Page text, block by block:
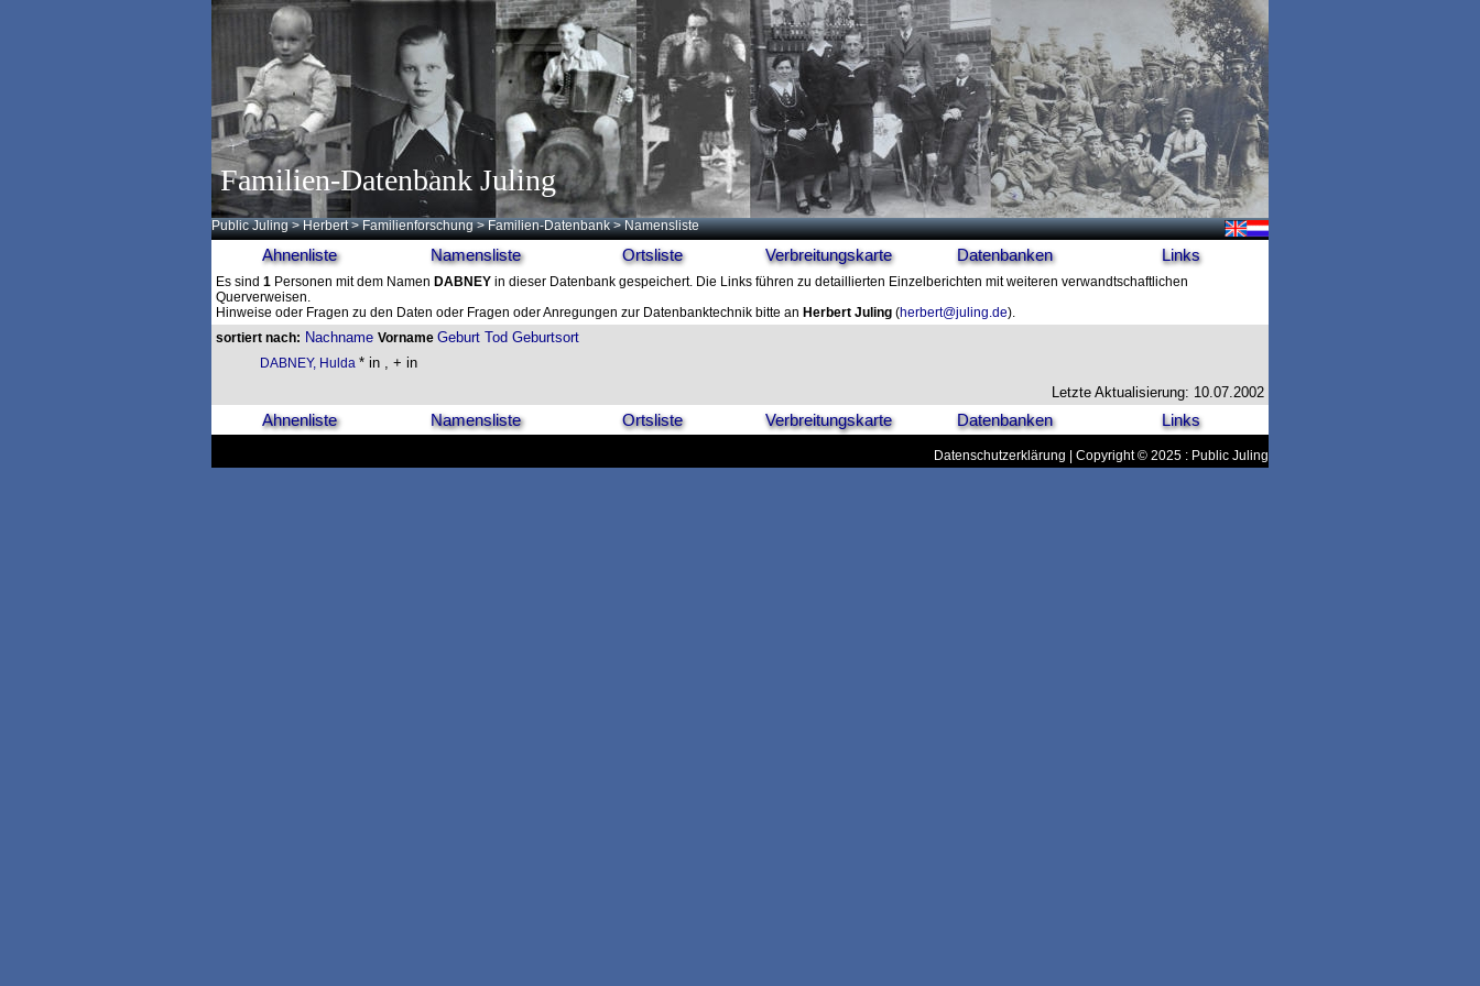
Familien-Datenbank Juling
Public Juling >Herbert >Familienforschung >Familien-Datenbank > Namensliste
Ahnenliste Namensliste Ortsliste Verbreitungskarte Datenbanken Links
Es sind 1 Personen mit dem Namen DABNEY in dieser Datenbank gespeichert. Die Links führen zu detaillierten Einzelberichten mit weiteren verwandtschaftlichen
Querverweisen.
Hinweise oder Fragen zu den Daten oder Fragen oder Anregungen zur Datenbanktechnik bitte an Herbert Juling (herbert@juling.de).
sortiert nach: Nachname Vorname Geburt Tod Geburtsort
DABNEY, Hulda * in , + in
Letzte Aktualisierung: 10.07.2002
Ahnenliste Namensliste Ortsliste Verbreitungskarte Datenbanken Links
Datenschutzerklärung | Copyright © 2025 : Public Juling